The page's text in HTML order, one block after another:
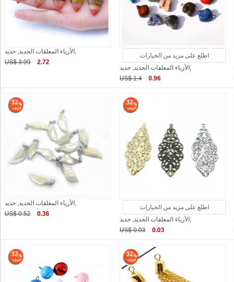
US$ 3.99
2.72
اطلع على مزيد من الخيارات
US$ 1.4
0.96
32
الأزياء المعلقات الحديد, حديد,
US$ 0.52
0.36
32
اطلع على مزيد من الخيارات
الأزياء المعلقات الحديد, حديد,
US$ 0.03
0.03
32 32